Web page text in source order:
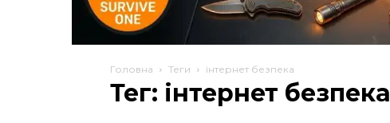
Головна Теги інтернет безпека
Тег: інтернет безпека